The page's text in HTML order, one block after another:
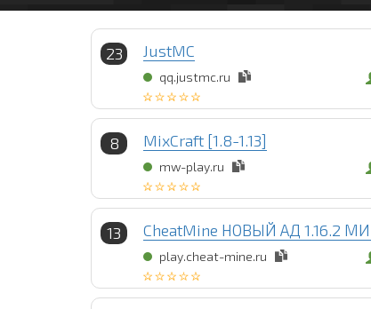
127 лвл
Пиратские
23 JustMC
qq.justmc.ru
8 MixCraft [1.8-1.13]
mw-play.ru
13 CheatMine НОВЫЙ АД 1.16.2
play.cheat-mine.ru